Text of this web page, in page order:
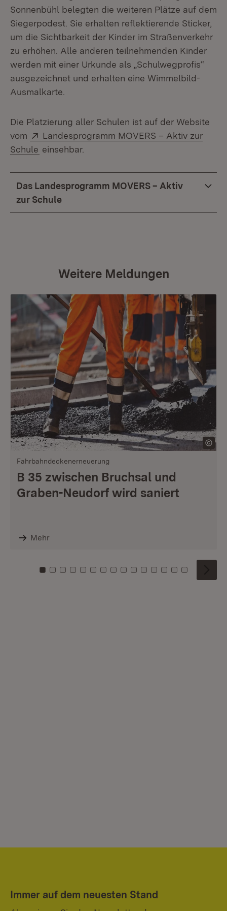
Sonnenbühl belegten die weiteren Plätze auf dem
Siegerpodest. Sie erhalten reflektierende Sticker,
um die Sichtbarkeit der Kinder im Straßenverkehr
zu erhöhen. Alle anderen teilnehmenden Kinder
werden mit einer Urkunde als „Schulwegprofis“
ausgezeichnet und erhalten eine Wimmelbild-
Ausmalkarte.
Die Platzierung aller Schulen ist auf der Website
vom
Extern:
Landesprogramm MOVERS – Aktiv zur
Schule (Öffnet in neuem Fenster)
einsehbar.
Das Landesprogramm MOVERS – Aktiv
zur Schule
Weitere Meldungen
Fahrbahndeckenerneuerung
B 35 zwischen Bruchsal und
Graben-Neudorf wird saniert
Mehr
Zu Kachel: 0
Zu Kachel: 1
Zu Kachel: 2
Zu Kachel: 3
Zu Kachel: 4
Zu Kachel: 5
Zu Kachel: 6
Zu Kachel: 7
Zu Kachel: 8
Zu Kachel: 9
Zu Kachel: 10
Zu Kachel: 11
Zu Kachel: 12
Zu Kachel:
Zu
Immer auf dem neuesten Stand